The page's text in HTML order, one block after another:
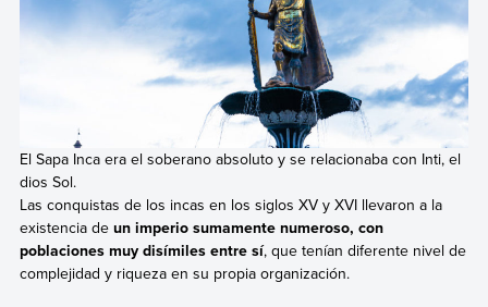
El Sapa Inca era el soberano absoluto y se relacionaba con Inti, el
dios Sol.
Las conquistas de los incas en los siglos XV y XVI llevaron a la
existencia de un imperio sumamente numeroso, con
poblaciones muy disímiles entre sí, que tenían diferente nivel de
complejidad y riqueza en su propia organización.